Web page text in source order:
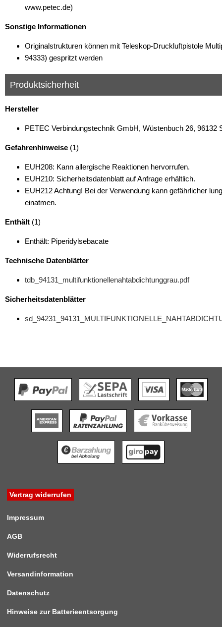
www.petec.de)
Sonstige Informationen
Originalstrukturen können mit Teleskop-Druckluftpistole
94333) gespritzt werden
Produktsicherheit
Hersteller
PETEC Verbindungstechnik GmbH, Wüstenbuch 26, 96132
Gefahrenhinweise (1)
EUH208: Kann allergische Reaktionen hervorrufen.
EUH210: Sicherheitsdatenblatt auf Anfrage erhältlich.
EUH212 Achtung! Bei der Verwendung kann gefährlicher
einatmen.
Enthält (1)
Enthält: Piperidylsebacate
Technische Datenblätter
tdb_94131_multifunktionellenahtabdichtunggrau.pdf
Sicherheitsdatenblätter
Vertrag widerrufen
Impressum
AGB
Widerrufsrecht
Versandinformation
Datenschutz
Hinweise zur Batterieentsorgung